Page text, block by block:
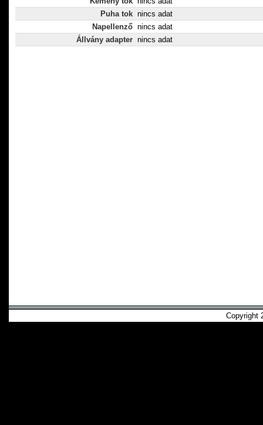
Puha tok nincs adat
Napellenző nincs adat
Állvány adapter nincs adat
Copyright